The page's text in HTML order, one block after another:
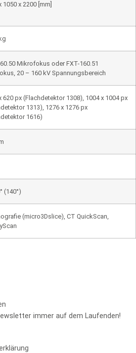
1050 x 2200 [mm]
Mikrofokus oder FXT-160.51
20 – 160 kV Spannungsbereich
620 px (Flachdetektor 1308), 1004 x 1004 px
1313), 1276 x 1276 px
1616)
(140°)
(micro3Dslice), CT QuickScan,
immer auf dem Laufenden!